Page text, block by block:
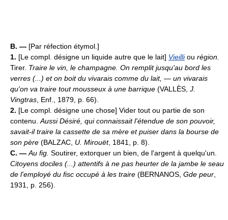
B. — [Par réfection étymol.]
1. [Le compl. désigne un liquide autre que le lait] Vieilliou région.
Tirer. Traire le vin, le champagne. On remplit jusqu'au bord les
verres (...) et on boit du vivarais comme du lait, — un vivarais
qu'on va traire tout mousseux à une barrique (VALLÈS, J.
Vingtras , Enf., 1879, p. 66).
2. [Le compl. désigne une chose] Vider tout ou partie de son
contenu. Aussi Désiré, qui connaissait l'étendue de son pouvoir,
savait-il traire la cassette de sa mère et puiser dans la bourse de
son père (BALZAC, U. Mirouët, 1841, p. 8).
C. — Au fig. Soutirer, extorquer un bien, de l'argent à quelqu'un.
Citoyens dociles (...) attentifs à ne pas heurter de la jambe le seau
de l'employé du fisc occupé à les traire (BERNANOS, Gde peur
1931, p. 256).